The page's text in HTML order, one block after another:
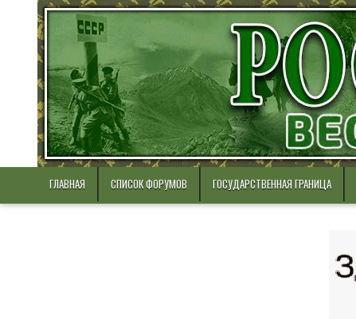
content
ГЛАВНАЯ СПИСОК ФОРУМОВ ГОСУДАРСТВЕННАЯ ГРАНИЦА